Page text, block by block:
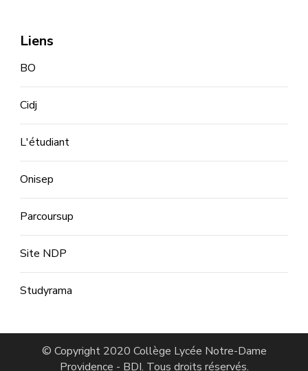
Liens
BO
Cidj
L'étudiant
Onisep
Parcoursup
Site NDP
Studyrama
© Copyright 2020 Collège Lycée Notre-Dame
Providence - BDI. Tous droits réservés.